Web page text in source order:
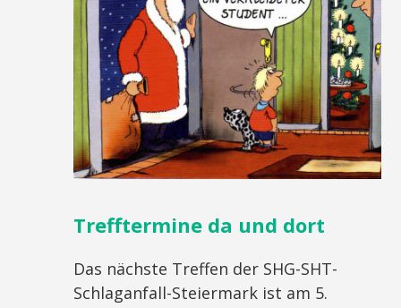
Trefftermine da und dort
Das nächste Treffen der SHG-SHT-
Schlaganfall-Steiermark ist am 5.